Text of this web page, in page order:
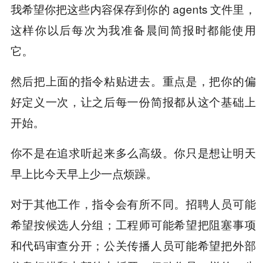
我希望你把这些内容保存到你的 agents 文件里，
这样你以后每次为我准备晨间简报时都能使用
它。
然后把上面的指令粘贴进去。重点是，把你的偏
好定义一次，让之后每一份简报都从这个基础上
开始。
你不是在追求听起来多么高级。你只是想让明天
早上比今天早上少一点烦躁。
对于其他工作，指令会有所不同。招聘人员可能
希望按候选人分组；工程师可能希望把阻塞事项
和代码审查分开；公关传播人员可能希望把外部